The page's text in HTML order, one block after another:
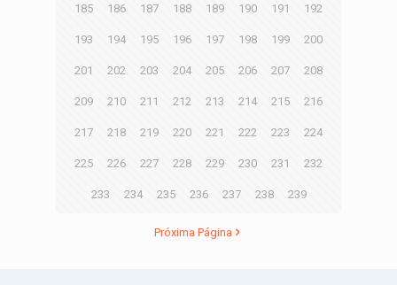
185 186 187 188 189 190 191 192
193 194 195 196 197 198 199 200
201 202 203 204 205 206 207 208
209 210 211 212 213 214 215 216
217 218 219 220 221 222 223 224
225 226 227 228 229 230 231 232
233 234 235 236 237 238 239
Próxima Página